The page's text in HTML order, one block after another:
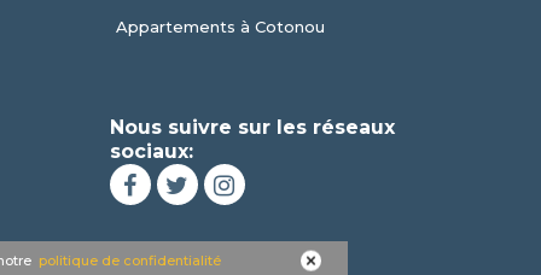
politique de confidentialité
Appartements à Cotonou
Nous suivre sur les réseaux
sociaux: